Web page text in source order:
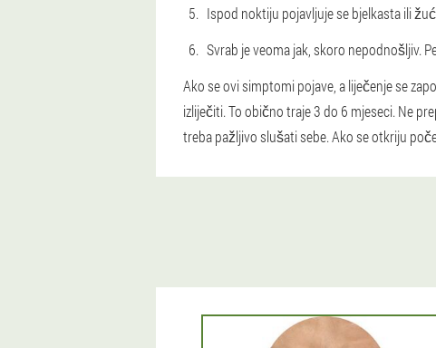
Ispod noktiju pojavljuje se bjelkasta ili
Svrab je veoma jak, skoro nepodnošljiv.
Ako se ovi simptomi pojave, a liječenje se
izliječiti. To obično traje 3 do 6 mjeseci. Ne
treba pažljivo slušati sebe. Ako se otkriju